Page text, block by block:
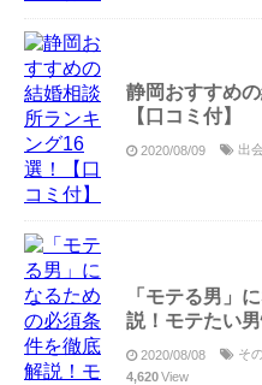
静岡おすすめ
【口コミ付】
2020/08/09 出
「モテる男」
説！モテたい男
2020/08/08 そ
4,620View